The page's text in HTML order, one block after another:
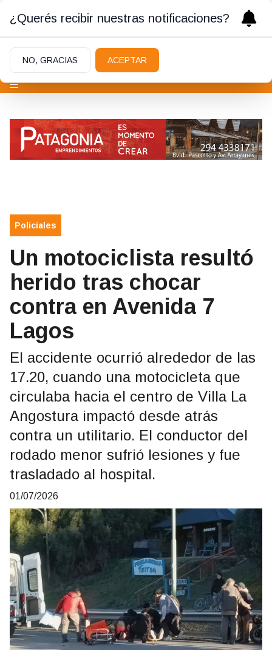
Policiales
Un motociclista resultó
herido tras chocar
contra en Avenida 7
Lagos
El accidente ocurrió alrededor de las
17.20, cuando una motocicleta que
circulaba hacia el centro de Villa La
Angostura impactó desde atrás
contra un utilitario. El conductor del
rodado menor sufrió lesiones y fue
trasladado al hospital.
01/07/2026
¿Querés recibir nuestras notificaciones?
NO, GRACIAS ACEPTAR